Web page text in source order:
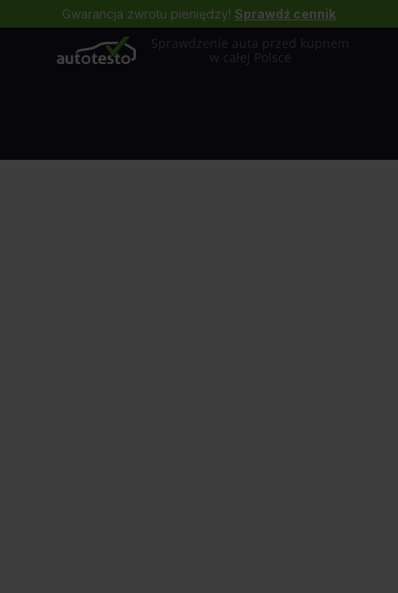
Gwarancja zwrotu pieniędzy! Sprawdź cennik
Sprawdzenie auta przed kupnem
w całej Polsce